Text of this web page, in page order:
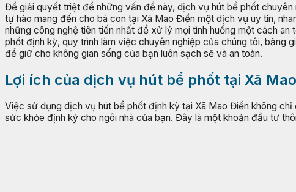
Để giải quyết triệt để những vấn đề này, dịch vụ hút bể phốt chuyên
tự hào mang đến cho bà con tại Xã Mao Điền một dịch vụ uy tín,
những công nghệ tiên tiến nhất để xử lý mọi tình huống một cách
phốt định kỳ, quy trình làm việc chuyên nghiệp của chúng tôi, bảng
để giữ cho không gian sống của bạn luôn sạch sẽ và an toàn.
Lợi ích của dịch vụ hút bể phốt tại Xã
Việc sử dụng dịch vụ hút bể phốt định kỳ tại Xã Mao Điền không
sức khỏe định kỳ cho ngôi nhà của bạn. Đây là một khoản đầu tư